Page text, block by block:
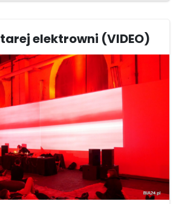
elektrowni (VIDEO)